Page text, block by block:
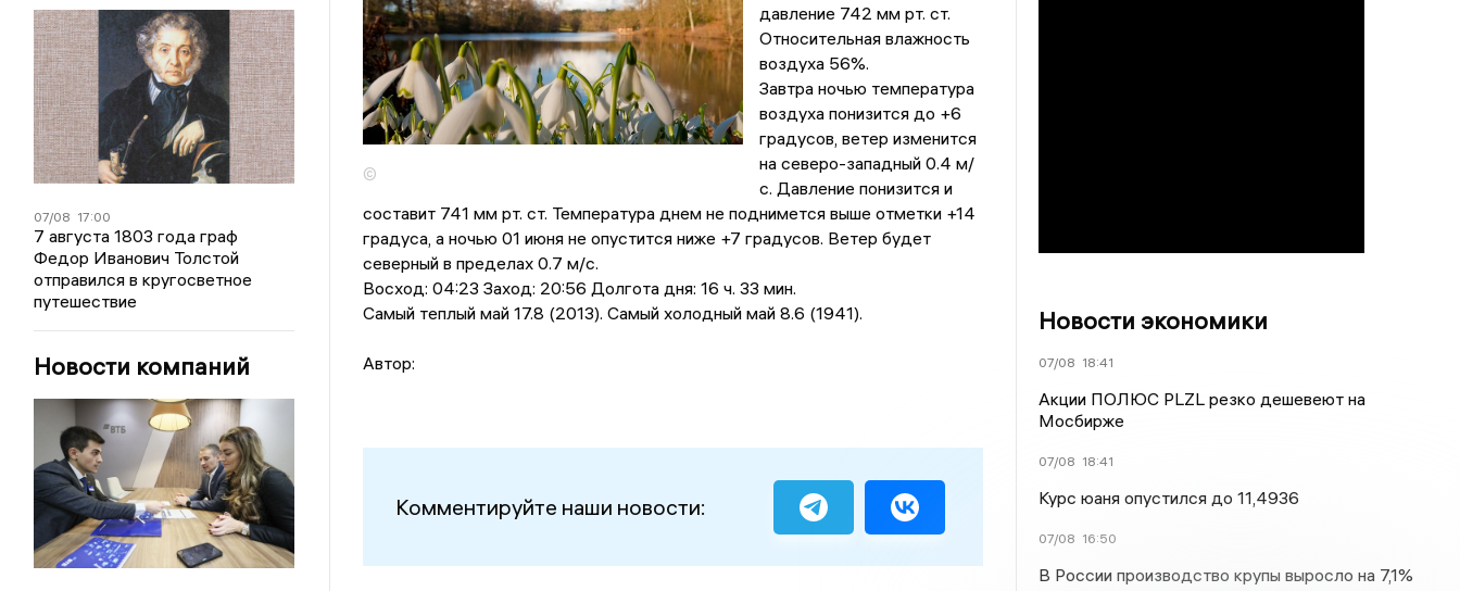
07/08 17:00
7 августа 1803 года граф
Федор Иванович Толстой
отправился в кругосветное
путешествие
Новости компаний
©
давление 742 мм рт. ст.
Относительная влажность
воздуха 56%.
Завтра ночью температура
воздуха понизится до +6
градусов, ветер изменится
на северо-западный 0.4 м/
с. Давление понизится и
составит 741 мм рт. ст. Температура днем не поднимется выше отметки +14
градусa, a ночью 01 июня не опустится ниже +7 градусов. Ветер будет
северный в пределах 0.7 м/с.
Восход: 04:23 Заход: 20:56 Долгота дня: 16 ч. 33 мин.
Самый теплый май 17.8 (2013). Самый холодный май 8.6 (1941).
Автор:
Комментируйте наши новости:
Новости экономики
07/08 18:41
Акции ПОЛЮС PLZL резко дешевеют на
Мосбирже
07/08 18:41
Курс юаня опустился до 11,4936
07/08 16:50
В России производство крупы выросло на 7,1%